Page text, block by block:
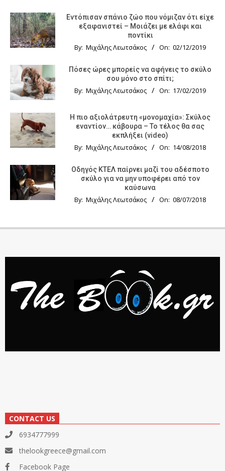
Εντόπισαν σπάνιο ζώο που νόμιζαν ότι είχε
εξαφανιστεί – Μοιάζει με ελάφι και
ποντίκι
By: Μιχάλης Λεωτσάκος On: 02/12/2019
Πόσες ώρες μπορείς να αφήνεις το σκύλο
σου μόνο στο σπίτι;
By: Μιχάλης Λεωτσάκος On: 17/02/2019
Η πιο αξιολάτρευτη «μονομαχία»: Σκύλος
εναντίον… κάβουρα – Το τέλος θα σας
εκπλήξει (video)
By: Μιχάλης Λεωτσάκος On: 14/08/2018
Οδηγός KTΕΛ παίρνει μαζί του αδέσποτο
σκύλο για να μην υποφέρει από τον
καύσωνα
By: Μιχάλης Λεωτσάκος On: 08/07/2018
CONTACT US
6934777999
thelookgreece@gmail.com
Facebook Page